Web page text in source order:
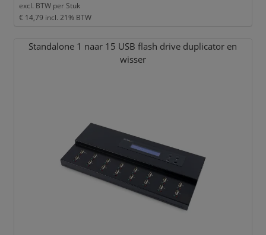
excl. BTW per Stuk
€ 14,79 incl. 21% BTW
Standalone 1 naar 15 USB flash drive duplicator en
wisser